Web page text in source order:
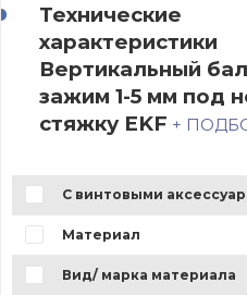
Технические
характеристики
Вертикальный
зажим 1-5 мм под
стяжку EKF +
С винтовыми
Материал
Вид/ марка материала